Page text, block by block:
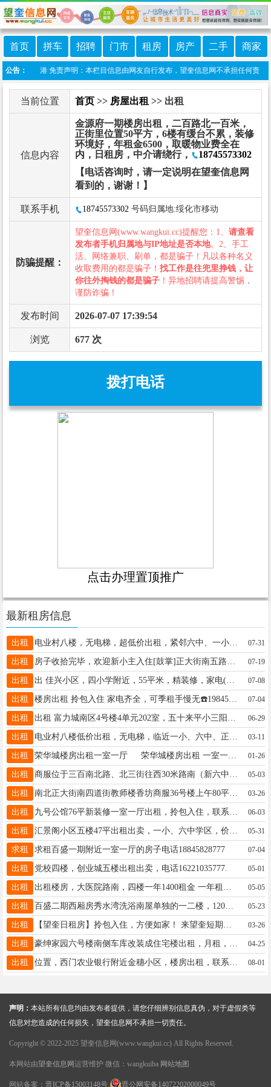
首页 拼车 招聘 门市 租房 房产 二手 商家
公告：
:望奎信息港 免责声明：本栏目信息由网友自行发布，望奎信息网不承担任何责任
当前位置 首页 >> 房屋出租 >> 出租
信息内容
金源府一期楼房出租，二百路北一百米，
正街里位置50平方，6楼有缓台不累，装修
环境好，年租金6500，取暖物业费全在
内，日租房，中介请绕行，
18745573302
【电话咨询时，请一定说明在望奎信息网
看到的，谢谢！】
联系手机 18745573302 号码归属地:绥化市移动
防骗提醒：
望奎信息网(www.wangkui.cc)提醒您：1、 请查看
发布者手机归属地与IP地址是否本地。2、手工
活、网络兼职、刷单，都是骗子！凡以各种名义
收取费用的都是骗子！ 找工作是往兜里挣钱，让
你往外掏钱的都是骗子 ！异地招聘请提高警惕，
谨防诈骗！
发布时间 2026-07-07 17:39:54
浏览 677 次
拨打电话
点击办理置顶推广
最新租房信息
出租 电业村八楼，无电梯，超低价出租，紧邻六中、一小学、正街，室内有冰箱、电视、洗衣机，整年租，非诚勿扰！电话:18724366036 07-31
出租 07-19
出租 出 佳兴小区，四小学附近，55平米，精装修，家电(电视，冰箱，热水器，洗衣机)，联系电话18944556510微信同步 07-08
出租 楼房出租 拎包入住 家电齐全，可季租手慢无☎️19845546067 07-04
出租 06-29
出租 03-11
出租 荣华城楼房出租一室一厅 荣华城楼房出租 一室一厅 六楼 不靠大山 不是小三阳.干净卫生. 拎包入住.家电齐全.联系电话 18945556305价格便宜 01-26
出租 05-03
出租 南北正大街南四道街教师楼香坊商服36号楼上午80平出租有意者联系手机15845538665 03-26
出租 06-03
出租 05-31
求租 求租百盛一期附近一室一厅的房子电话18845828777 07-04
出租 党校四楼，创业城五楼出租出卖，电话16221035777. 05-01
出租 05-05
出租 百盛二期西厢房秀水湾洗浴南屋单独的一二楼，120平，宽5米，长12米，中间无柱子，出租出卖，13846765642 05-23
出租 03-26
出租 04-25
出租 08-01
声明： 本站所有信息均由发布者提供，请您仔细辨别信息真伪，对于虚假类等
信息对您造成的任何损失，望奎信息网不承担一切责任。
Copyright © 2022-2025 望奎信息网(www.wangkui.cc) All Rights Reserved.
本网站由望奎信息网 运营维护 微信：wangkuiba 网站地图
网站备案： 晋ICP备15003148号 晋公网安备14072202000049号